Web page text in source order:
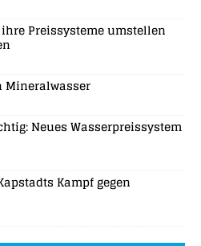
Preissysteme umstellen
Mineralwasser
Neues Wasserpreissystem
Kampf gegen